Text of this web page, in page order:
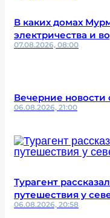
В каких домах
электричества и
07.08.2026, 08:00
Вечерние новости
06.08.2026, 21:00
Турагент
путешествия у
06.08.2026, 20:58